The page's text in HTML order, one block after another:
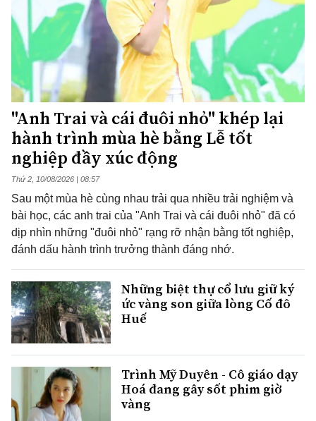
"Anh Trai và cái đuôi nhỏ" khép lại
hành trình mùa hè bằng Lễ tốt
nghiệp đầy xúc động
Thứ 2, 10/08/2026 | 08:57
Sau một mùa hè cùng nhau trải qua nhiều trải nghiệm và
bài học, các anh trai của "Anh Trai và cái đuôi nhỏ" đã có
dịp nhìn những "đuôi nhỏ" rạng rỡ nhận bằng tốt nghiệp,
đánh dấu hành trình trưởng thành đáng nhớ.
Những biệt thự cổ lưu giữ ký
ức vàng son giữa lòng Cố đô
Huế
Trình Mỹ Duyên - Cô giáo dạy
Hoá đang gây sốt phim giờ
vàng